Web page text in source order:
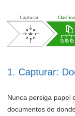
Capturar
1. Capturar:
Nunca persiga papel
documentos de